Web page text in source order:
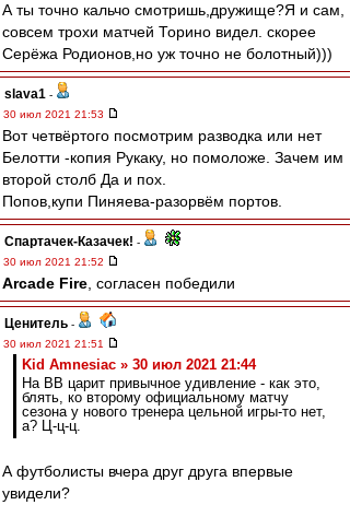
А ты точно кальчо смотришь,дружище?Я и сам,
совсем трохи матчей Торино видел. скорее
Серёжа Родионов,но уж точно не болотный)))
slava1 -
30 июл 2021 21:53
Вот четвёртого посмотрим разводка или нет
Белотти -копия Рукаку, но помоложе. Зачем им
второй столб Да и пох.
Попов,купи Пиняева-разорвём портов.
Спартачек-Казачек! -
30 июл 2021 21:52
Arcade Fire , согласен победили
Ценитель -
30 июл 2021 21:51
Kid Amnesiac » 30 июл 2021 21:44
На ВВ царит привычное удивление - как это,
блять, ко второму официальному матчу
сезона у нового тренера цельной игры-то нет,
а? Ц-ц-ц.
А футболисты вчера друг друга впервые
увидели?